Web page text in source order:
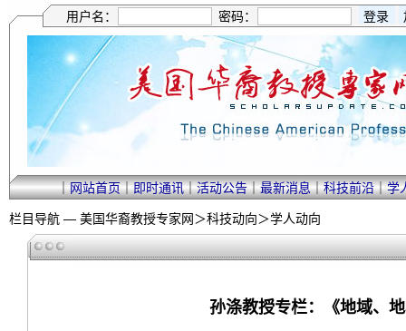
用户名： 密码：
｜网站首页｜即时通讯｜活动公告｜最新消息｜科技前沿｜学
栏目导航 — 美国华裔教授专家网＞科技动向＞学人动向
孙涤教授专栏：《地域、